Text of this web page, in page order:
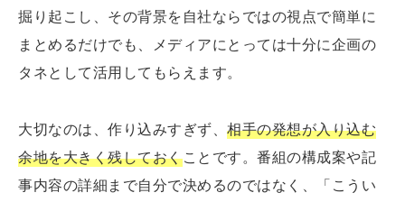
掘り起こし、その背景を自社ならではの視点で簡単に
まとめるだけでも、メディアにとっては十分に企画の
タネとして活用してもらえます。
大切なのは、作り込みすぎず、 相手の発想が入り込む
余地を大きく残しておくことです。番組の構成案や記
事内容の詳細まで自分で決めるのではなく、「こうい